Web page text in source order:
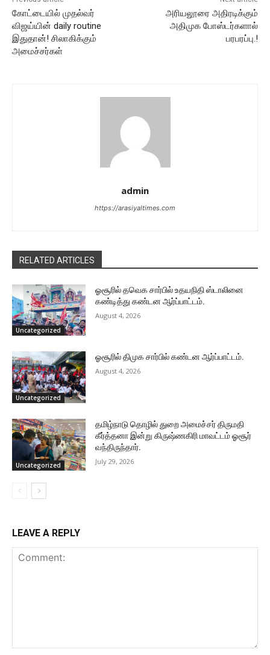
கோட்டையில் முதல்வர்
விஜய்யின் daily routine
இதுதான்! சிலாகிக்கும்
அமைச்சர்கள்
அரியலூரை அதிரடிக்கும்
அதிமுக போஸ்டர்களால்
பரபரப்பு.!
admin
https://arasiyaltimes.com
RELATED ARTICLES
Uncategorized
ஓசூரில் தவெக சார்பில் உதயநிதி ஸ்டாலினை
கண்டித்து கண்டன ஆர்ப்பாட்டம்.
August 4, 2026
Uncategorized
ஓசூரில் திமுக சார்பில் கண்டன ஆர்ப்பாட்டம்.
August 4, 2026
Uncategorized
தமிழ்நாடு தொழில் துறை அமைச்சர் திருமதி
கீர்த்தனா இன்று கிருஷ்ணகிரி மாவட்டம் ஓசூர்
வந்திருந்தார்.
July 29, 2026
LEAVE A REPLY